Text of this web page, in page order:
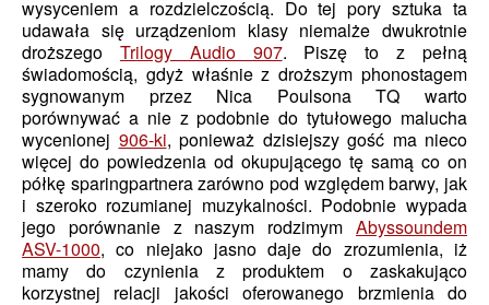
wysyceniem a rozdzielczością. Do tej pory sztuka ta
udawała się urządzeniom klasy niemalże dwukrotnie
droższego Trilogy Audio 907. Piszę to z pełną
świadomością, gdyż właśnie z droższym phonostagem
sygnowanym przez Nica Poulsona TQ warto
porównywać a nie z podobnie do tytułowego malucha
wycenionej 906-ki, ponieważ dzisiejszy gość ma nieco
więcej do powiedzenia od okupującego tę samą co on
półkę sparingpartnera zarówno pod względem barwy, jak
i szeroko rozumianej muzykalności. Podobnie wypada
jego porównanie z naszym rodzimym Abyssoundem
ASV-1000, co niejako jasno daje do zrozumienia, iż
mamy do czynienia z produktem o zaskakująco
korzystnej relacji jakości oferowanego brzmienia do